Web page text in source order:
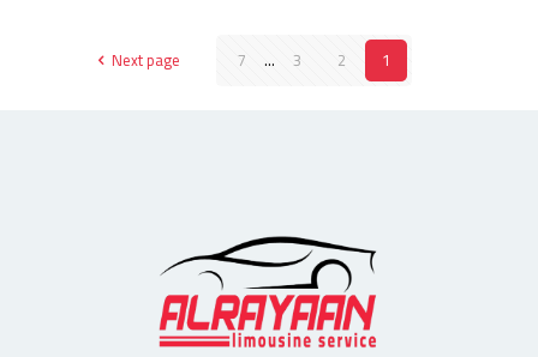
1
2
3
...
7
Next page